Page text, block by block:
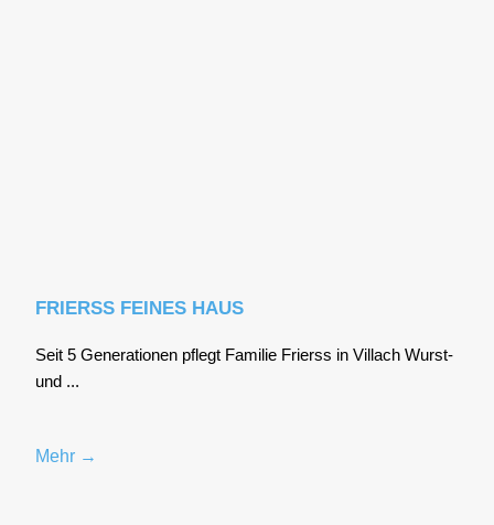
FRIERSS FEINES HAUS
Seit 5 Gene­ra­tio­nen pflegt Fami­lie Frierss in Vil­lach Wurst-
und ...
Mehr →